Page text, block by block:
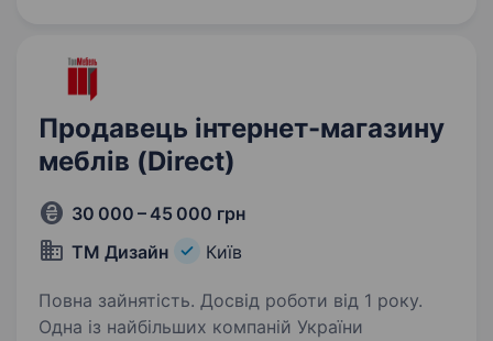
Продавець інтернет-магазину
меблів (Direct)
30 000 – 45 000 грн
ТМ Дизайн
Київ
Повна зайнятість. Досвід роботи від 1 року.
Одна із найбільших компаній України